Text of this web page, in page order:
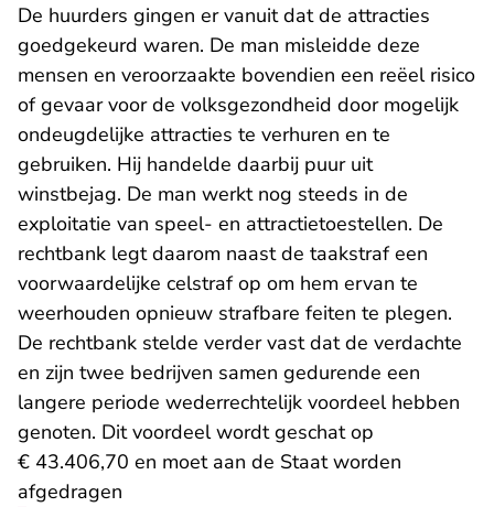
De huurders gingen er vanuit dat de attracties
goedgekeurd waren. De man misleidde deze
mensen en veroorzaakte bovendien een reëel risico
of gevaar voor de volksgezondheid door mogelijk
ondeugdelijke attracties te verhuren en te
gebruiken. Hij handelde daarbij puur uit
winstbejag. De man werkt nog steeds in de
exploitatie van speel- en attractietoestellen. De
rechtbank legt daarom naast de taakstraf een
voorwaardelijke celstraf op om hem ervan te
weerhouden opnieuw strafbare feiten te plegen.
De rechtbank stelde verder vast dat de verdachte
en zijn twee bedrijven samen gedurende een
langere periode wederrechtelijk voordeel hebben
genoten. Dit voordeel wordt geschat op
€ 43.406,70 en moet aan de Staat worden
afgedragen